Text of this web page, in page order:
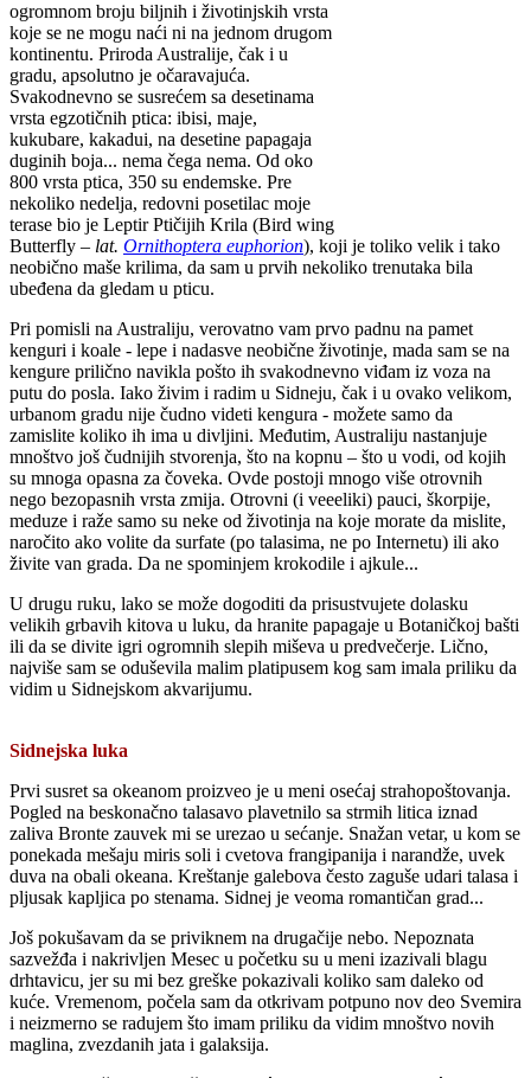
ogromnom broju biljnih i životinjskih vrsta
koje se ne mogu naći ni na jednom drugom
kontinentu. Priroda Australije, čak i u
gradu, apsolutno je očaravajuća.
Svakodnevno se susrećem sa desetinama
vrsta egzotičnih ptica: ibisi, maje,
kukubare, kakadui, na desetine papagaja
duginih boja... nema čega nema. Od oko
800 vrsta ptica, 350 su endemske. Pre
nekoliko nedelja, redovni posetilac moje
terase bio je Leptir Ptičijih Krila (Bird wing
Butterfly – lat. Ornithoptera euphorion), koji je toliko velik i tako
neobično maše krilima, da sam u prvih nekoliko trenutaka bila
ubeđena da gledam u pticu.
Pri pomisli na Australiju, verovatno vam prvo padnu na pamet
kenguri i koale - lepe i nadasve neobične životinje, mada sam se na
kengure prilično navikla pošto ih svakodnevno viđam iz voza na
putu do posla. Iako živim i radim u Sidneju, čak i u ovako velikom,
urbanom gradu nije čudno videti kengura - možete samo da
zamislite koliko ih ima u divljini. Međutim, Australiju nastanjuje
mnoštvo još čudnijih stvorenja, što na kopnu – što u vodi, od kojih
su mnoga opasna za čoveka. Ovde postoji mnogo više otrovnih
nego bezopasnih vrsta zmija. Otrovni (i veeeliki) pauci, škorpije,
meduze i raže samo su neke od životinja na koje morate da mislite,
naročito ako volite da surfate (po talasima, ne po Internetu) ili ako
živite van grada. Da ne spominjem krokodile i ajkule...
U drugu ruku, lako se može dogoditi da prisustvujete dolasku
velikih grbavih kitova u luku, da hranite papagaje u Botaničkoj bašti
ili da se divite igri ogromnih slepih miševa u predvečerje. Lično,
najviše sam se oduševila malim platipusem kog sam imala priliku da
vidim u Sidnejskom akvarijumu.
Sidnejska luka
Prvi susret sa okeanom proizveo je u meni osećaj strahopoštovanja.
Pogled na beskonačno talasavo plavetnilo sa strmih litica iznad
zaliva Bronte zauvek mi se urezao u sećanje. Snažan vetar, u kom se
ponekada mešaju miris soli i cvetova frangipanija i narandže, uvek
duva na obali okeana. Kreštanje galebova često zaguše udari talasa i
pljusak kapljica po stenama. Sidnej je veoma romantičan grad...
Još pokušavam da se priviknem na drugačije nebo. Nepoznata
sazvežđa i nakrivljen Mesec u početku su u meni izazivali blagu
drhtavicu, jer su mi bez greške pokazivali koliko sam daleko od
kuće. Vremenom, počela sam da otkrivam potpuno nov deo Svemira
i neizmerno se radujem što imam priliku da vidim mnoštvo novih
maglina, zvezdanih jata i galaksija.